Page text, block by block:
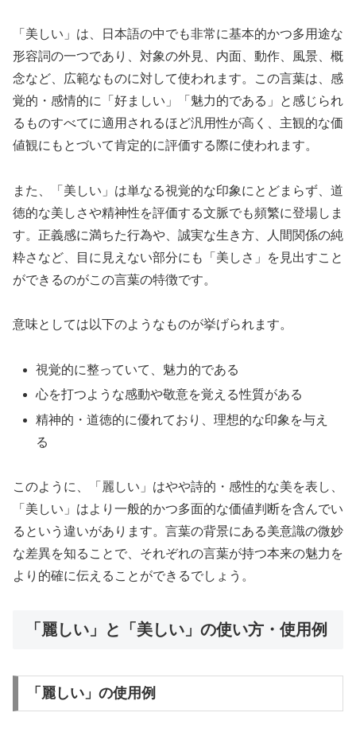
「美しい」は、日本語の中でも非常に基本的かつ多用途な
形容詞の一つであり、対象の外見、内面、動作、風景、概
念など、広範なものに対して使われます。この言葉は、感
覚的・感情的に「好ましい」「魅力的である」と感じられ
るものすべてに適用されるほど汎用性が高く、主観的な価
値観にもとづいて肯定的に評価する際に使われます。
また、「美しい」は単なる視覚的な印象にとどまらず、道
徳的な美しさや精神性を評価する文脈でも頻繁に登場しま
す。正義感に満ちた行為や、誠実な生き方、人間関係の純
粋さなど、目に見えない部分にも「美しさ」を見出すこと
ができるのがこの言葉の特徴です。
意味としては以下のようなものが挙げられます。
視覚的に整っていて、魅力的である
心を打つような感動や敬意を覚える性質がある
精神的・道徳的に優れており、理想的な印象を与え
る
このように、「麗しい」はやや詩的・感性的な美を表し、
「美しい」はより一般的かつ多面的な価値判断を含んでい
るという違いがあります。言葉の背景にある美意識の微妙
な差異を知ることで、それぞれの言葉が持つ本来の魅力を
より的確に伝えることができるでしょう。
「麗しい」と「美しい」の使い方・使用例
「麗しい」の使用例